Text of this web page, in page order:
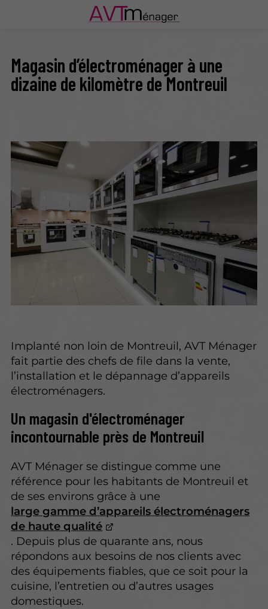
Magasin d’électroménager à une
dizaine de kilomètre de Montreuil
Implanté non loin de Montreuil, AVT Ménager
fait partie des chefs de file dans la vente,
l’installation et le dépannage d’appareils
électroménagers.
Un magasin d'électroménager
incontournable près de Montreuil
AVT Ménager se distingue comme une
référence pour les habitants de Montreuil et
de ses environs grâce à une
large gamme d’appareils électroménagers
de haute qualité
. Depuis plus de quarante ans, nous
répondons aux besoins de nos clients avec
des équipements fiables, que ce soit pour la
cuisine, l’entretien ou d’autres usages
domestiques.